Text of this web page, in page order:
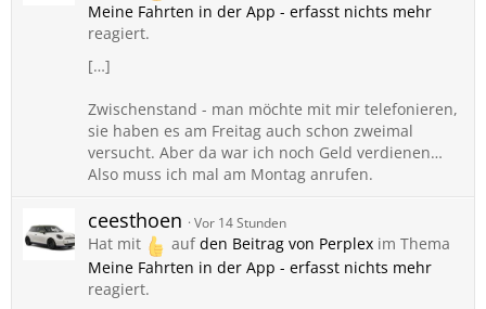
Meine Fahrten in der App - erfasst nichts mehr
reagiert.
[…]
Zwischenstand - man möchte mit mir telefonieren,
sie haben es am Freitag auch schon zweimal
versucht. Aber da war ich noch Geld verdienen…
Also muss ich mal am Montag anrufen.
ceesthoen Vor 14 Stunden
Hat mit aufden Beitrag von Perplex im Thema
Meine Fahrten in der App - erfasst nichts mehr
reagiert.